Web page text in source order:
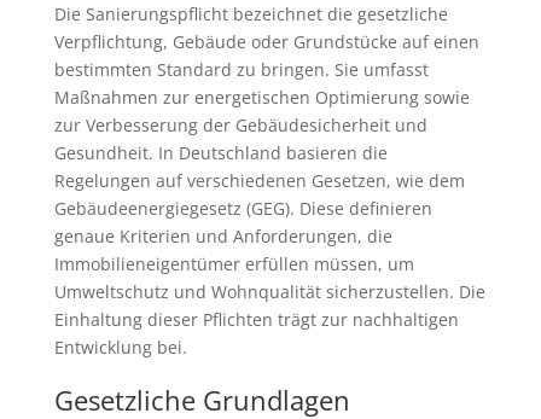
Die Sanierungspflicht bezeichnet die gesetzliche
Verpflichtung, Gebäude oder Grundstücke auf einen
bestimmten Standard zu bringen. Sie umfasst
Maßnahmen zur energetischen Optimierung sowie
zur Verbesserung der Gebäudesicherheit und
Gesundheit. In Deutschland basieren die
Regelungen auf verschiedenen Gesetzen, wie dem
Gebäudeenergiegesetz (GEG). Diese definieren
genaue Kriterien und Anforderungen, die
Immobilieneigentümer erfüllen müssen, um
Umweltschutz und Wohnqualität sicherzustellen. Die
Einhaltung dieser Pflichten trägt zur nachhaltigen
Entwicklung bei.
Gesetzliche Grundlagen